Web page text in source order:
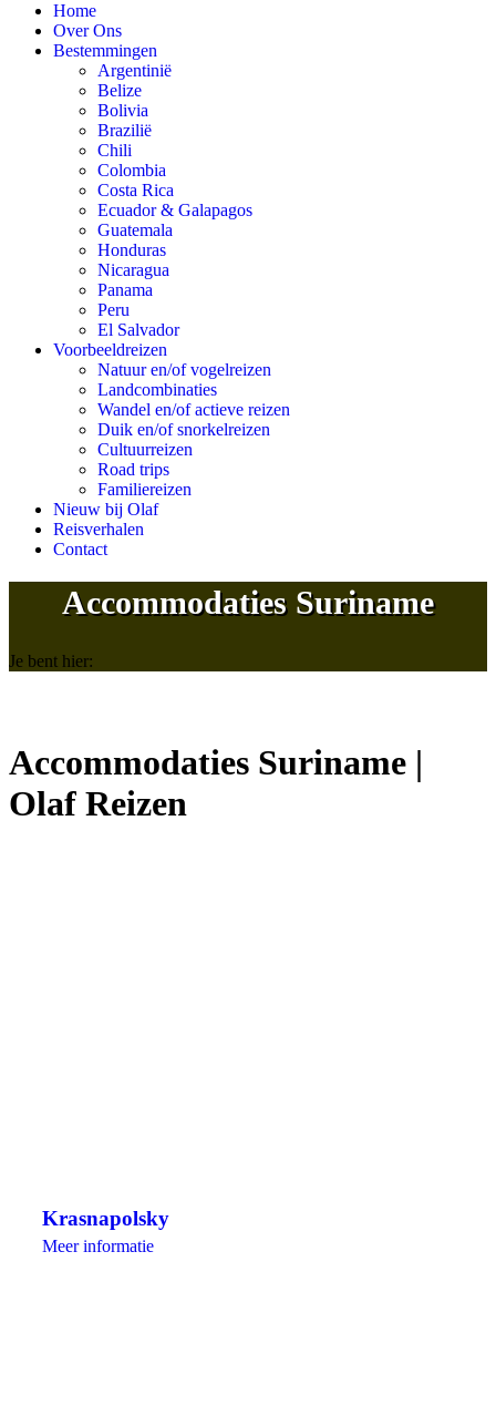
Home
Over Ons
Bestemmingen
Argentinië
Belize
Bolivia
Brazilië
Chili
Colombia
Costa Rica
Ecuador & Galapagos
Guatemala
Honduras
Nicaragua
Panama
Peru
El Salvador
Voorbeeldreizen
Natuur en/of vogelreizen
Landcombinaties
Wandel en/of actieve reizen
Duik en/of snorkelreizen
Cultuurreizen
Road trips
Familiereizen
Nieuw bij Olaf
Reisverhalen
Contact
Accommodaties Suriname
Je bent hier:
Accommodaties Suriname |
Olaf Reizen
Krasnapolsky
Meer informatie